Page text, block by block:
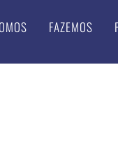
FAZEMOS